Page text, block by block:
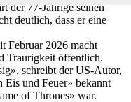
der 77-Jährige seinen
deutlich, dass er eine
Februar 2026 macht
Traurigkeit öffentlich.
schreibt der US-Autor,
Eis und Feuer» bekannt
of Thrones» war.